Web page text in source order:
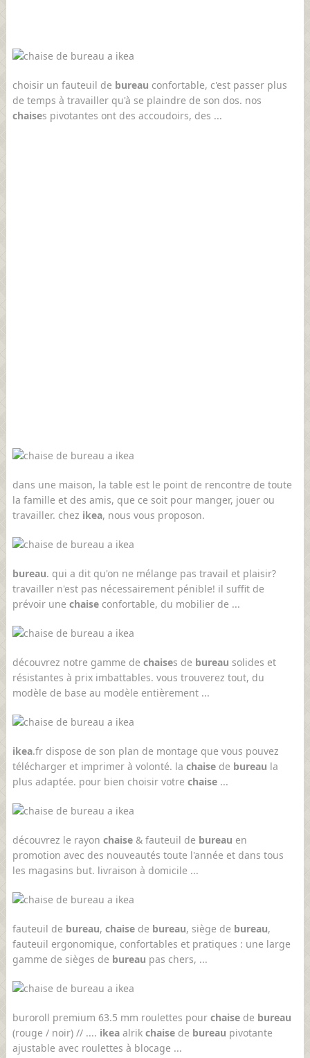
choisir un fauteuil de bureau confortable, c'est passer plus
de temps à travailler qu'à se plaindre de son dos. nos
chaises pivotantes ont des accoudoirs, des ...
dans une maison, la table est le point de rencontre de toute
la famille et des amis, que ce soit pour manger, jouer ou
travailler. chez ikea, nous vous proposon.
bureau. qui a dit qu'on ne mélange pas travail et plaisir?
travailler n'est pas nécessairement pénible! il suffit de
prévoir une chaiseconfortable, du mobilier de ...
découvrez notre gamme de chaises de bureau solides et
résistantes à prix imbattables. vous trouverez tout, du
modèle de base au modèle entièrement ...
ikea.fr dispose de son plan de montage que vous pouvez
télécharger et imprimer à volonté. la chaisede bureau la
plus adaptée. pour bien choisir votre chaise...
découvrez le rayon chaise& fauteuil de bureau en
promotion avec des nouveautés toute l'année et dans tous
les magasins but. livraison à domicile ...
fauteuil de bureau, chaisede bureau, siège de bureau,
fauteuil ergonomique, confortables et pratiques : une large
gamme de sièges de bureau pas chers, ...
buroroll premium 63.5 mm roulettes pour chaisede bureau
(rouge / noir) // .... ikeaalrik chaisede bureau pivotante
ajustable avec roulettes à blocage ...